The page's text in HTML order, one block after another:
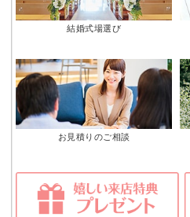
結婚式場選び
お見積りのご相談